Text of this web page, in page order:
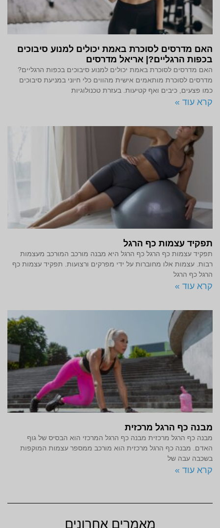
האם מדרסים לסוכרת באמת יכולים למנוע סיבוכים
בכפות הרגליים?| אריאל מדרסים
האם מדרסים לסוכרת באמת יכולים למנוע סיבוכים בכפות הרגליים?
מדרסים לסוכרת מותאמים אישית מהווים כלי חיוני במניעת סיבוכים
כמו פצעים, כיבים ואף קטיעות. בעזרת טכנולוגיות
קרא עוד »
תפקיד עצמות כף הרגל
תפקיד עצמות כף הרגל כף הרגל היא מבנה מורכב המורכב מעצמות
רבות. עצמות אלו מחוברות על ידי מפרקים ורצועות. תפקיד עצמות כף
הרגל כף הרגל
קרא עוד »
מבנה כף הרגל מרכזית
מבנה כף הרגל מרכזית מבנה כף הרגל המרכזי הוא הבסיס של גוף
האדם. מבנה כף הרגל מרכזית הוא מורכב ממספר עצמות המוקפות
בשכבה עבה של
קרא עוד »
מאמרים אחרונים